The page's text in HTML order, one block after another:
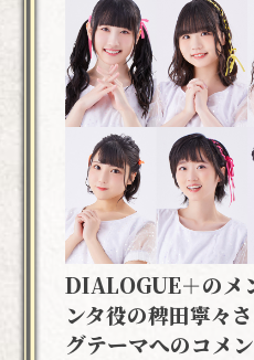
DIALOGUE＋のメ
ンタ役の稗田寧々
グテーマへのコメ